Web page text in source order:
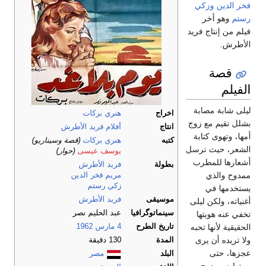
اخراج
هنري بركات
انتاج
أفلام فريد الأطرش
كتبه
هنري بركات (قصة وسيناريو)
يوسف عيسى (حوار)
بطولة
فريد الأطرش
مريم فخر الدين
زكي رستم
موسيقى
فريد الأطرش
سينماتوگرافيا
عبد الحليم نصر
تاريخ الطرح
4 مارس
1962
المدة
130 دقيقة
البلد
مصر
فخر الدين وزكي
رستم وهو أخر
فيلم من إنتاج فريد
الأطرش.
قصة
الفيلم
ليلى شابة مصابة
بشلل تقيم مع زوج
أمها، وتهوى كتابة
الشعر، حيث ترسل
أشعارها للمطرب
ممدوح والذي
يستخدمها في
أغنياته، ولكن ليلى
تخفي عنه هويتها
الحقيقية لأنها تحبه
ولا تريده أن يرى
عجزها، حتى